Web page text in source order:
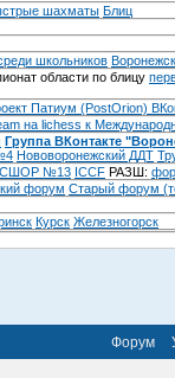
шахматы Блиц
школьников
области по блицу
Патиум (PostOrion)
на lichess к
Группа ВКонтакте
Нововоронежский ДДТ
СШОР №13 ICCF РАЗШ:
форум Cтарый форум
Курск Железногорск
Форум